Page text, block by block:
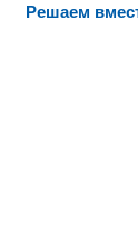
Решаем